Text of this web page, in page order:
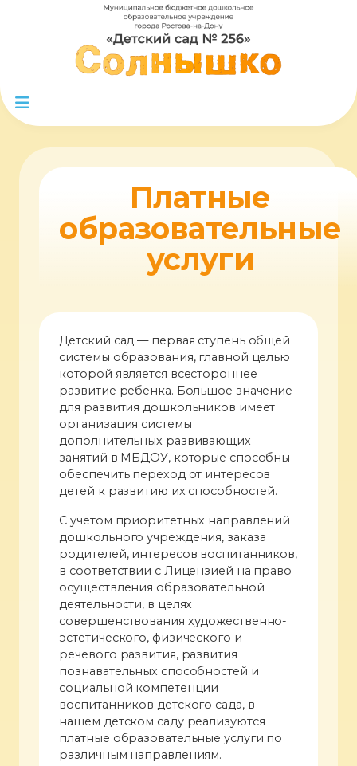
Платные
образовательные
услуги
Детский сад — первая ступень общей
системы образования, главной целью
которой является всестороннее
развитие ребенка. Большое значение
для развития дошкольников имеет
организация системы
дополнительных развивающих
занятий в МБДОУ, которые способны
обеспечить переход от интересов
детей к развитию их способностей.
С учетом приоритетных направлений
дошкольного учреждения, заказа
родителей, интересов воспитанников,
в соответствии с Лицензией на право
осуществления образовательной
деятельности, в целях
совершенствования художественно-
эстетического, физического и
речевого развития, развития
познавательных способностей и
социальной компетенции
воспитанников детского сада, в
нашем детском саду реализуются
платные образовательные услуги по
различным направлениям.